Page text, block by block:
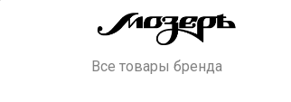
Все товары бренда